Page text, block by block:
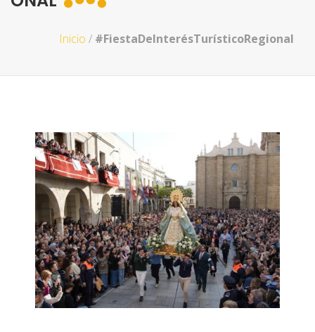
Inicio / #FiestaDeInterésTurísticoRegional